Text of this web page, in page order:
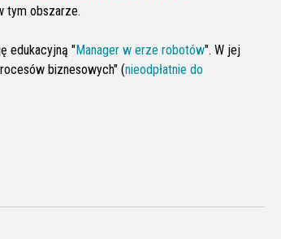
tym obszarze.
edukacyjną "Manager w erze robotów". W jej
biznesowych" (nieodpłatnie do